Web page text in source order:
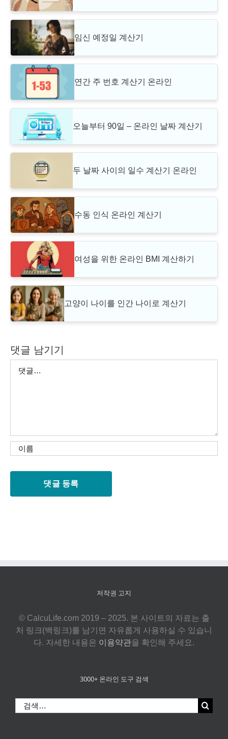
임신 예정일 계산기
연간 주 번호 계산기 온라인
오늘부터 90일 – 온라인 날짜 계산기
두 날짜 사이의 일수 계산기 온라인
수동 인식 온라인 계산기
여성을 위한 온라인 BMI 계산하기
고양이 나이를 인간 나이로 계산기
댓글 남기기
저작권 고지
© CalcuLife.com 2019 – 2025. 본 사이트의 자료는 출
처 링크(백링크)를 남기면 자유롭게 사용하실 수 있습니
다. 자세한 내용은 이용약관을 확인해 주세요.
3000+ 온라인 도구 검색
색: